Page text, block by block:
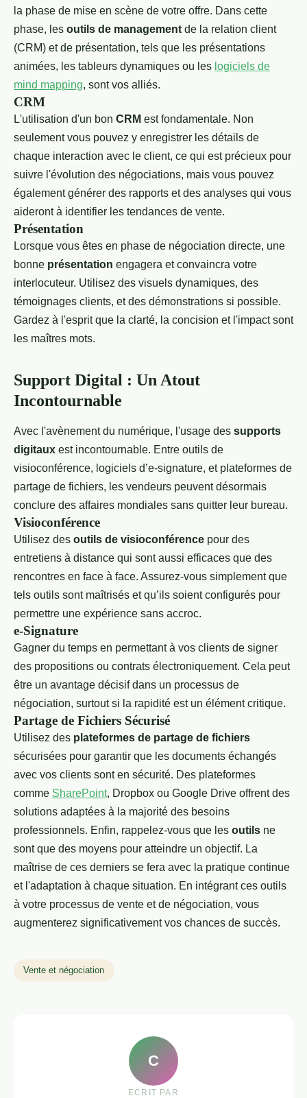
la phase de mise en scène de votre offre. Dans cette
phase, les outils de management de la relation client
(CRM) et de présentation, tels que les présentations
animées, les tableurs dynamiques ou les logiciels de
mind mapping, sont vos alliés.
CRM
L'utilisation d'un bon CRM est fondamentale. Non
seulement vous pouvez y enregistrer les détails de
chaque interaction avec le client, ce qui est précieux pour
suivre l'évolution des négociations, mais vous pouvez
également générer des rapports et des analyses qui vous
aideront à identifier les tendances de vente.
Présentation
Lorsque vous êtes en phase de négociation directe, une
bonne présentation engagera et convaincra votre
interlocuteur. Utilisez des visuels dynamiques, des
témoignages clients, et des démonstrations si possible.
Gardez à l'esprit que la clarté, la concision et l'impact sont
les maîtres mots.
Support Digital : Un Atout
Incontournable
Avec l'avènement du numérique, l'usage des supports
digitaux est incontournable. Entre outils de
visioconférence, logiciels d’e-signature, et plateformes de
partage de fichiers, les vendeurs peuvent désormais
conclure des affaires mondiales sans quitter leur bureau.
Visioconférence
Utilisez des outils de visioconférence pour des
entretiens à distance qui sont aussi efficaces que des
rencontres en face à face. Assurez-vous simplement que
tels outils sont maîtrisés et qu’ils soient configurés pour
permettre une expérience sans accroc.
e-Signature
Gagner du temps en permettant à vos clients de signer
des propositions ou contrats électroniquement. Cela peut
être un avantage décisif dans un processus de
négociation, surtout si la rapidité est un élément critique.
Partage de Fichiers Sécurisé
Utilisez des plateformes de partage de fichiers
sécurisées pour garantir que les documents échangés
avec vos clients sont en sécurité. Des plateformes
comme SharePoint, Dropbox ou Google Drive offrent des
solutions adaptées à la majorité des besoins
professionnels. Enfin, rappelez-vous que les outils ne
sont que des moyens pour atteindre un objectif. La
maîtrise de ces derniers se fera avec la pratique continue
et l'adaptation à chaque situation. En intégrant ces outils
à votre processus de vente et de négociation, vous
augmenterez significativement vos chances de succès.
Vente et négociation
C
ECRIT PAR